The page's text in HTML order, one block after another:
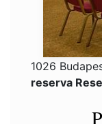
1026
reserva